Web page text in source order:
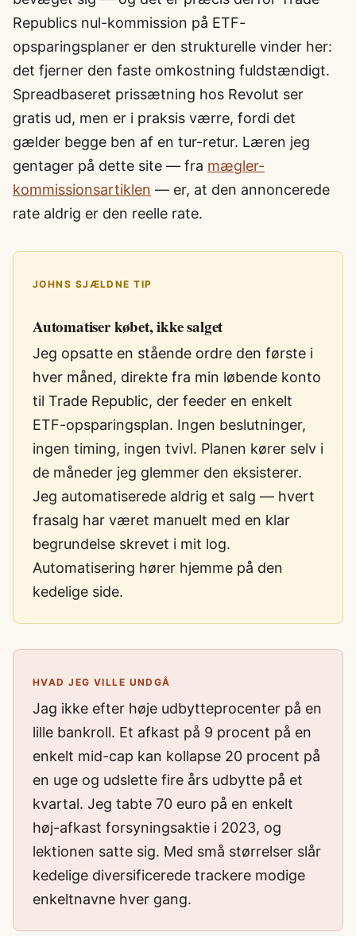
Republics nul-kommission på ETF-
opsparingsplaner er den strukturelle vinder her:
det fjerner den faste omkostning fuldstændigt.
Spreadbaseret prissætning hos Revolut ser
gratis ud, men er i praksis værre, fordi det
gælder begge ben af en tur-retur. Læren jeg
gentager på dette site — fra mægler-
kommissionsartiklen — er, at den annoncerede
rate aldrig er den reelle rate.
JOHNS SJÆLDNE TIP
Automatiser købet, ikke salget
Jeg opsatte en stående ordre den første i
hver måned, direkte fra min løbende konto
til Trade Republic, der feeder en enkelt
ETF-opsparingsplan. Ingen beslutninger,
ingen timing, ingen tvivl. Planen kører selv i
de måneder jeg glemmer den eksisterer.
Jeg automatiserede aldrig et salg — hvert
frasalg har været manuelt med en klar
begrundelse skrevet i mit log.
Automatisering hører hjemme på den
kedelige side.
HVAD JEG VILLE UNDGÅ
Jag ikke efter høje udbytteprocenter på en
lille bankroll. Et afkast på 9 procent på en
enkelt mid-cap kan kollapse 20 procent på
en uge og udslette fire års udbytte på et
kvartal. Jeg tabte 70 euro på en enkelt
høj-afkast forsyningsaktie i 2023, og
lektionen satte sig. Med små størrelser slår
kedelige diversificerede trackere modige
enkeltnavne hver gang.